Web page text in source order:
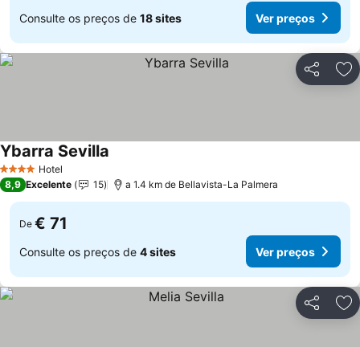
Consulte os preços de 18 sites Ver preços
Partilhar
4 EstrelasHotel
Ybarra Sevilla
8,9 Excelente 15 a 1.4 km de Bellavista-La Palmera
De € 71
Consulte os preços de 4 sites Ver preços
Partilhar